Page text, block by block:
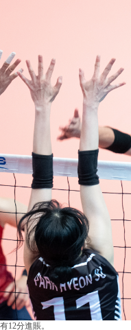
12分進賬。